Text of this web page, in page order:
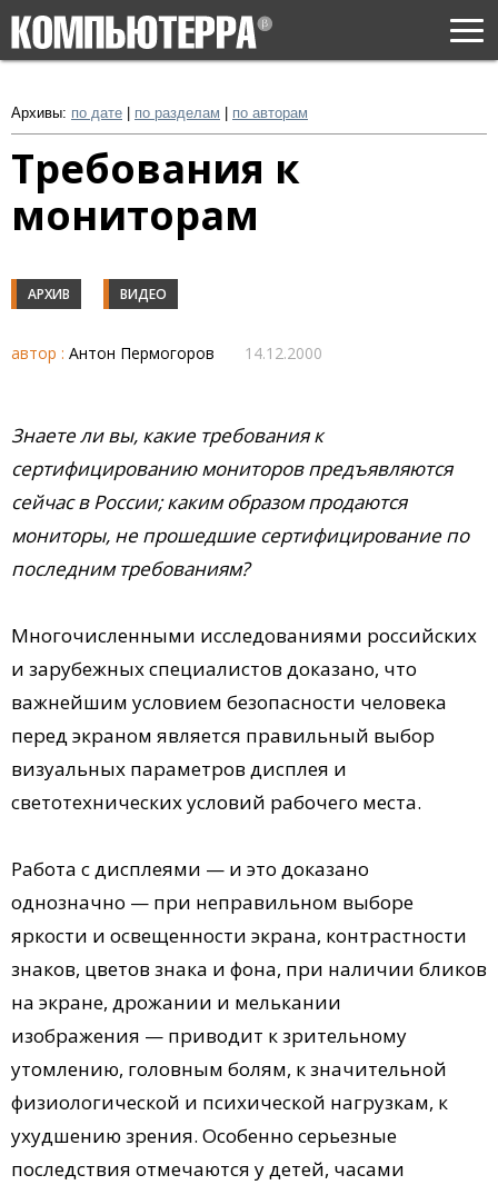
Архивы: по дате по разделам по авторам
Требования к
мониторам
АРХИВ ВИДЕО
автор : Антон Пермогоров 14.12.2000
Знаете ли вы, какие требования к
сертифицированию мониторов предъявляются
сейчас в России; каким образом продаются
мониторы, не прошедшие сертифицирование по
последним требованиям?
Многочисленными исследованиями российских
и зарубежных специалистов доказано, что
важнейшим условием безопасности человека
перед экраном является правильный выбор
визуальных параметров дисплея и
светотехнических условий рабочего места.
Работа с дисплеями — и это доказано
однозначно — при неправильном выборе
яркости и освещенности экрана, контрастности
знаков, цветов знака и фона, при наличии бликов
на экране, дрожании и мелькании
изображения — приводит к зрительному
утомлению, головным болям, к значительной
физиологической и психической нагрузкам, к
ухудшению зрения. Особенно серьезные
последствия отмечаются у детей, часами